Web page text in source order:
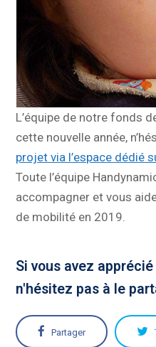
L’équipe de notre fonds
cette nouvelle année,
projet via l’espace dédié
Toute l’équipe
accompagner et vous
de mobilité en 2019.
Si vous avez
n'hésitez pas à le
Partager